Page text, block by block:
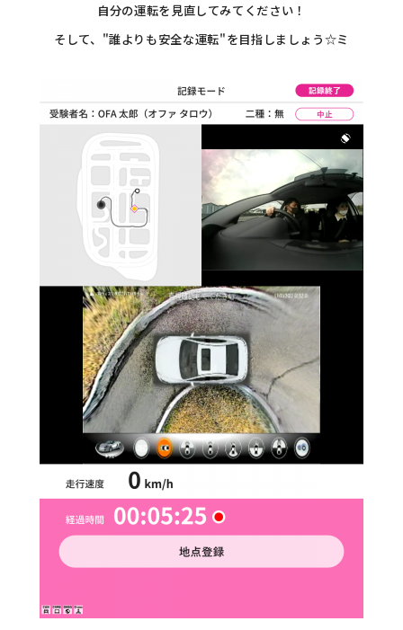
自分の運転を見直してみてください！
そして、"誰よりも安全な運転"を目指しましょう☆ミ